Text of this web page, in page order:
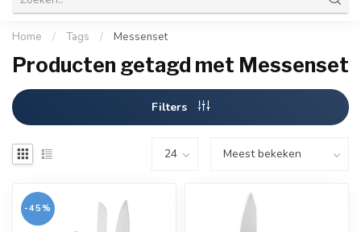
Home / Tags / Messenset
Producten getagd met Messenset
Filters
-45%